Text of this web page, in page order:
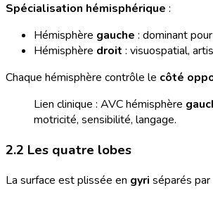
Spécialisation hémisphérique :
Hémisphère gauche : dominant
Hémisphère droit : visuospatial,
Chaque hémisphère contrôle le côté
Lien clinique : AVC hémisphère
motricité, sensibilité, langage.
2.2 Les quatre lobes
La surface est plissée en gyri séparés par